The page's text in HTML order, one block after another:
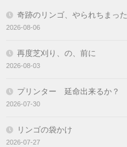
奇跡のリンゴ、やられちまった
2026-08-06
再度芝刈り、の、前に
2026-08-03
プリンター 延命出来るか？
2026-07-30
リンゴの袋かけ
2026-07-27